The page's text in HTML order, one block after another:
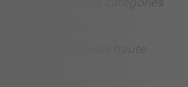
exclusifs
de la plus haute